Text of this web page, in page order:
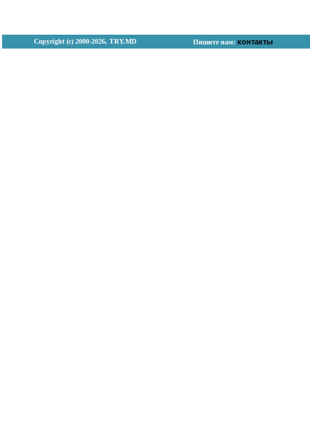
Copyright (с) 2000-2026, TRY.MD Пишите нам: контакты